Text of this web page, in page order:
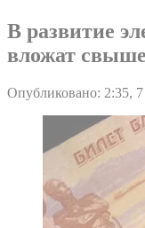
В развитие
вложат
Опубликовано: 2:35,